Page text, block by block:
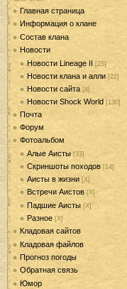
Главная страница
Информация о клане
Состав клана
Новости
Новости Lineage II [25]
Новости клана и алли [22]
Новости сайта [8]
Новости Shock World [130]
Почта
Форум
Фотоальбом
Алые Аисты [33]
Скриншоты походов [14]
Аисты в жизни [Х]
Встречи Аистов [Х]
Падшие Аисты [Х]
Разное [Х]
Кладовая сайтов
Кладовая файлов
Прогноз погоды
Обратная связь
Юмор